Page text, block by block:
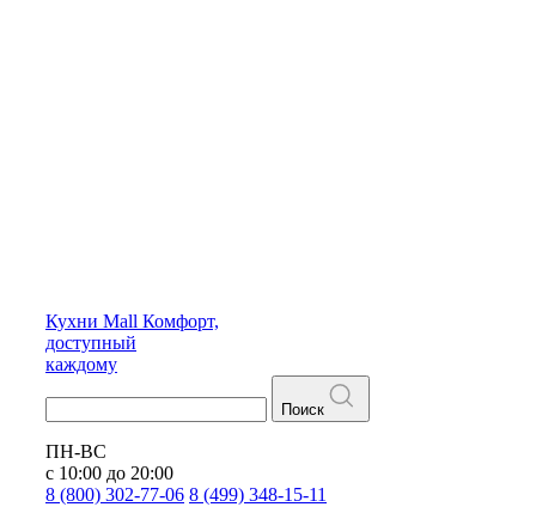
Кухни Mall Комфорт,
доступный
каждому
Поиск
ПН-ВС
с 10:00 до 20:00
8 (800) 302-77-06 8 (499) 348-15-11